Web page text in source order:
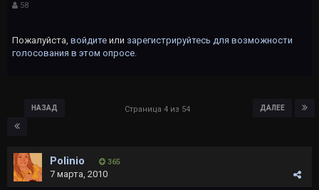
58
Пожалуйста, войдите или зарегистрируйтесь для возможности
голосования в этом опросе.
НАЗАД ДАЛЕЕ
Страница 4 из 54
Polinio 365
7 марта, 2010